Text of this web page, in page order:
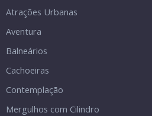
Atrações Urbanas
Aventura
Balneários
Cachoeiras
Contemplação
Mergulhos com Cilindro